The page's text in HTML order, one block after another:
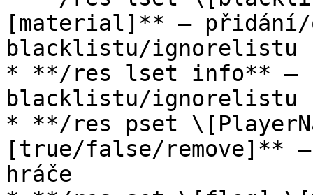
[material]** – přidání/
blacklistu/ignorelistu
* **/res lset info** –
blacklistu/ignorelistu
* **/res pset
[true/false/remove]**
hráče